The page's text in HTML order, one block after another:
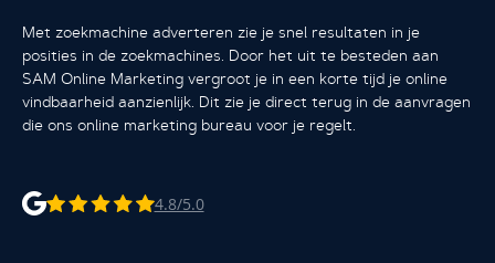
Met zoekmachine adverteren zie je snel resultaten in je
posities in de zoekmachines. Door het uit te besteden aan
SAM Online Marketing vergroot je in een korte tijd je online
vindbaarheid aanzienlijk. Dit zie je direct terug in de aanvragen
die ons online marketing bureau voor je regelt.
4.8/5.0